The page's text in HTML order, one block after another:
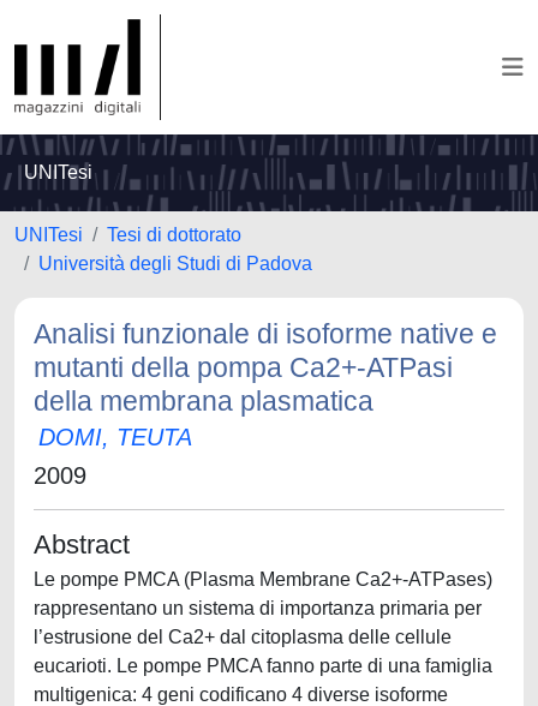
UNITesi
UNITesi
Tesi di dottorato
Università degli Studi di Padova
Analisi funzionale di isoforme native e
mutanti della pompa Ca2+-ATPasi
della membrana plasmatica
DOMI, TEUTA
2009
Abstract
Le pompe PMCA (Plasma Membrane Ca2+-ATPases)
rappresentano un sistema di importanza primaria per
l’estrusione del Ca2+ dal citoplasma delle cellule
eucarioti. Le pompe PMCA fanno parte di una famiglia
multigenica: 4 geni codificano 4 diverse isoforme